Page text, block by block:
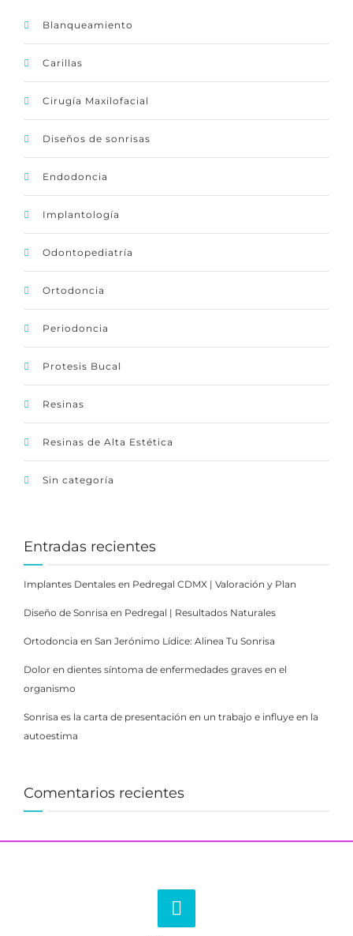
Blanqueamiento
Carillas
Cirugía Maxilofacial
Diseños de sonrisas
Endodoncia
Implantología
Odontopediatría
Ortodoncia
Periodoncia
Protesis Bucal
Resinas
Resinas de Alta Estética
Sin categoría
Entradas recientes
Implantes Dentales en Pedregal CDMX | Valoración y Plan
Diseño de Sonrisa en Pedregal | Resultados Naturales
Ortodoncia en San Jerónimo Lídice: Alinea Tu Sonrisa
Dolor en dientes síntoma de enfermedades graves en el
organismo
Sonrisa es la carta de presentación en un trabajo e influye en la
autoestima
Comentarios recientes